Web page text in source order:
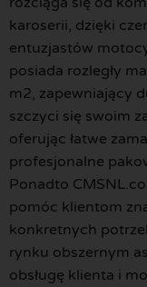
karoserii, dzięki
entuzjastów
posiada rozległy
m2, zapewniający
szczyci się swoim
oferując łatwe
profesjonalne
Ponadto
pomóc klientom
konkretnych
rynku obszernym
obsługę klienta i